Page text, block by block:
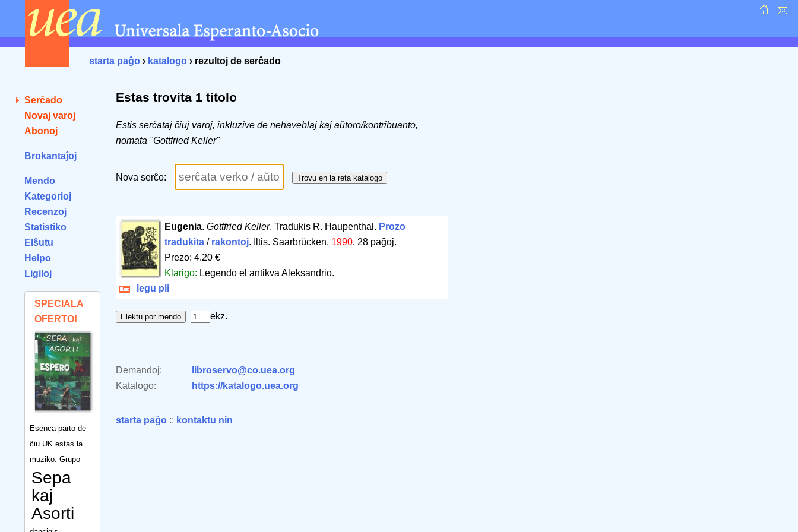
starta paĝo › katalogo › rezultoj de serĉado
Serĉado
Novaj varoj
Abonoj
Brokantaĵoj
Mendo
Kategorioj
Recenzoj
Statistiko
Elŝutu
Helpo
Ligiloj
SPECIALA
OFERTO!
Esenca parto de
ĉiu UK estas la
muziko. Grupo
Sepa
kaj
Asorti
Estas trovita 1 titolo
Estis serĉataj ĉiuj varoj, inkluzive de nehaveblaj kaj aŭtoro/kontribuanto,
nomata "Gottfried Keller"
Nova serĉo:
Eugenia. Gottfried Keller. Tradukis R. Haupenthal. Prozo
tradukita/ rakontoj. Iltis. Saarbrücken. 1990. 28 paĝoj.
Prezo: 4.20 €
Klarigo: Legendo el antikva Aleksandrio.
legu pli
ekz.
Demandoj:
libroservo@co.uea.org
Katalogo:
https://katalogo.uea.org
starta paĝo :: kontaktu nin